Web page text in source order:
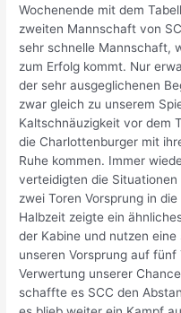
Wochenende mit dem
zweiten Mannschaft von
sehr schnelle Mannschaft,
zum Erfolg kommt. Nur
der sehr ausgeglichenen
zwar gleich zu unserem
Kaltschnäuzigkeit vor dem
die Charlottenburger mit
Ruhe kommen. Immer
verteidigten die
zwei Toren Vorsprung in
Halbzeit zeigte ein
der Kabine und nutzen
unseren Vorsprung auf
Verwertung unserer
schaffte es SCC den